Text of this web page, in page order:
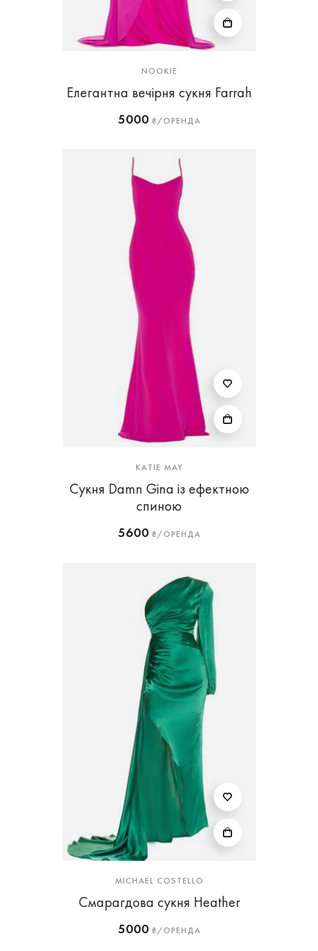
NOOKIE
Елегантна вечірня сукня Farrah
5000₴/ОРЕНДА
KATIE MAY
Сукня Damn Gina із ефектною
спиною
5600₴/ОРЕНДА
MICHAEL COSTELLO
Смарагдова сукня Heather
5000₴/ОРЕНДА